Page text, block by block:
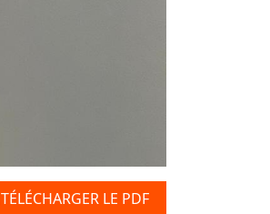
TÉLÉCHARGER LE PDF